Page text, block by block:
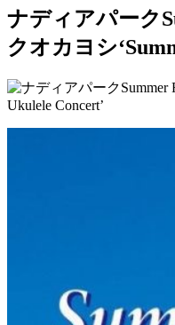
ナディアパーク
クオカヨシ